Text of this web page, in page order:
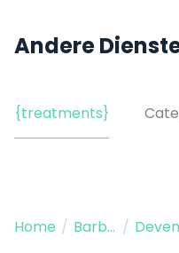
Andere
{treatments}
Home / Barbershop /